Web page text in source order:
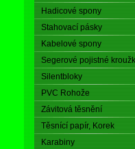
Hadicové spony
Stahovací pásky
Kabelové spony
Segerové pojistné
Silentbloky
PVC Rohože
Závitová těsnění
Těsnící papír, Korek
Karabiny